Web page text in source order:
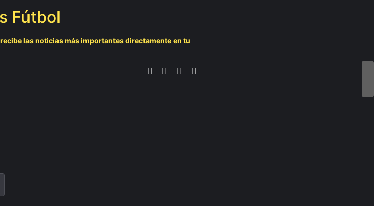
Fútbol
las noticias más importantes directamente en tu